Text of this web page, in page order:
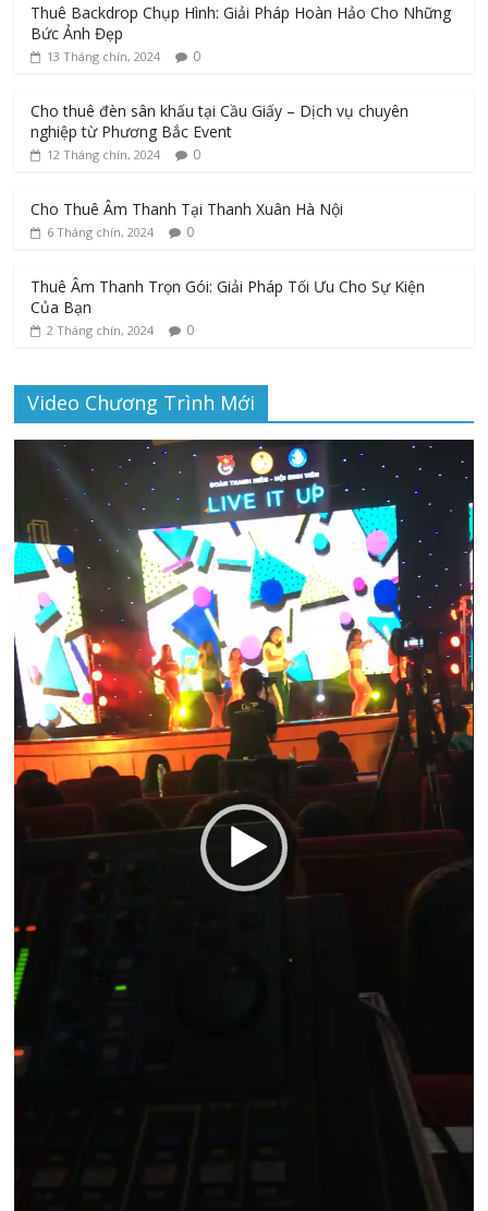
Thuê Backdrop Chụp Hình: Giải Pháp Hoàn Hảo Cho Những
Bức Ảnh Đẹp
13 Tháng chín, 2024 0
Cho thuê đèn sân khấu tại Cầu Giấy – Dịch vụ chuyên
nghiệp từ Phương Bắc Event
12 Tháng chín, 2024 0
Cho Thuê Âm Thanh Tại Thanh Xuân Hà Nội
6 Tháng chín, 2024 0
Thuê Âm Thanh Trọn Gói: Giải Pháp Tối Ưu Cho Sự Kiện
Của Bạn
2 Tháng chín, 2024 0
Video Chương Trình Mới